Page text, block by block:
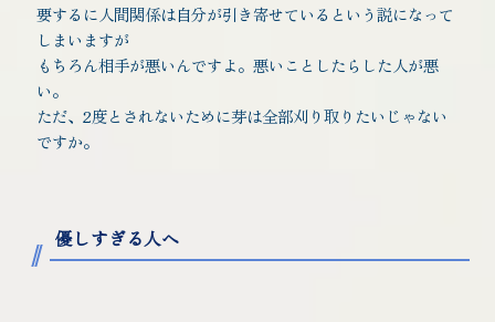
要するに人間関係は自分が引き寄せているという説になって
しまいますが
もちろん相手が悪いんですよ。悪いことしたらした人が悪
い。
ただ、2度とされないために芽は全部刈り取りたいじゃない
ですか。
優しすぎる人へ